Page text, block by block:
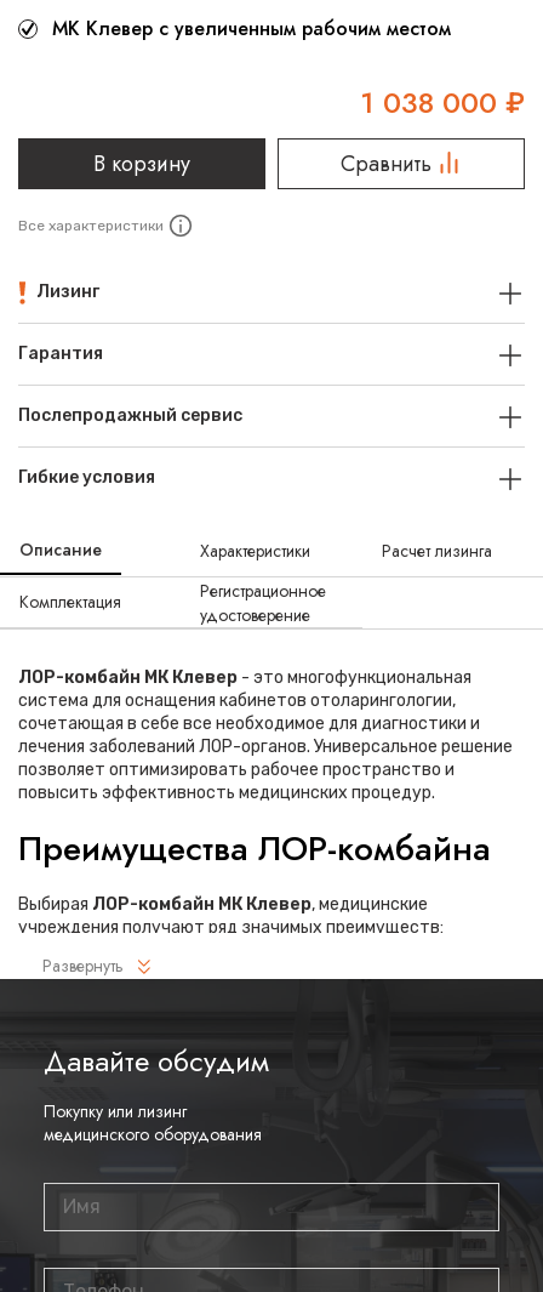
МК Клевер с увеличенным рабочим местом
1 038 000 ₽
В корзину Сравнить
Все характеристики
Лизинг
Гарантия
Послепродажный сервис
Гибкие условия
Описание Характеристики Расчет лизинга
Комплектация
Регистрационное
удостоверение
ЛОР-комбайн МК Клевер - это многофункциональная
система для оснащения кабинетов отоларингологии,
сочетающая в себе все необходимое для диагностики и
лечения заболеваний ЛОР-органов. Универсальное решение
позволяет оптимизировать рабочее пространство и
повысить эффективность медицинских процедур.
Преимущества ЛОР-комбайна
Выбирая ЛОР-комбайн МК Клевер, медицинские
учреждения получают ряд значимых преимуществ:
Компактная конструкция, объединяющая все
Эргономичный дизайн, обеспечивающий удобство
работы врача и комфорт пациента
Возможность выполнения широкого спектра
диагностических и лечебных процедур
Современные материалы и надежные компоненты для
длительной эксплуатации
Простота в обслуживании и соблюдении гигиенических
норм
Развернуть
Давайте обсудим
Покупку или лизинг
медицинского оборудования